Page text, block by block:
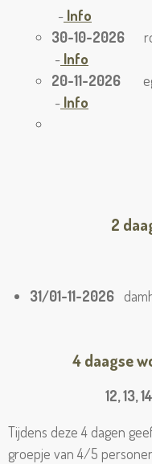
- Info
30-10-2026
- Info
20-11-2026
- Info
2
31/01-11-2026
4 daagse
12, 13,
Tijdens deze 4 dagen
groepje van 4/5